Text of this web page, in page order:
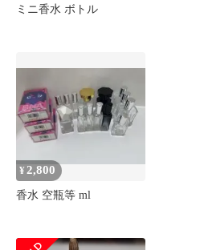
ミニ香水 ボトル
¥ 2,800
香水 空瓶等 ml